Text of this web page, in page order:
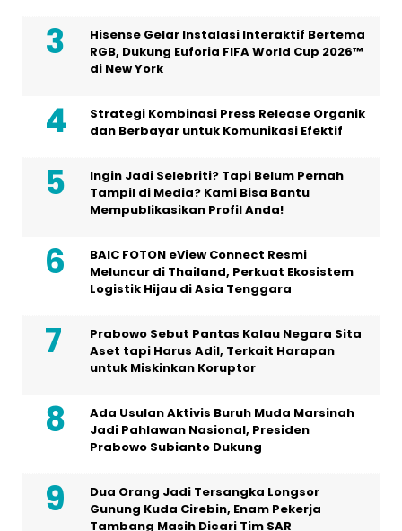
Hisense Gelar Instalasi Interaktif Bertema
RGB, Dukung Euforia FIFA World Cup 2026™
di New York
Strategi Kombinasi Press Release Organik
dan Berbayar untuk Komunikasi Efektif
Ingin Jadi Selebriti? Tapi Belum Pernah
Tampil di Media? Kami Bisa Bantu
Mempublikasikan Profil Anda!
BAIC FOTON eView Connect Resmi
Meluncur di Thailand, Perkuat Ekosistem
Logistik Hijau di Asia Tenggara
Prabowo Sebut Pantas Kalau Negara Sita
Aset tapi Harus Adil, Terkait Harapan
untuk Miskinkan Koruptor
Ada Usulan Aktivis Buruh Muda Marsinah
Jadi Pahlawan Nasional, Presiden
Prabowo Subianto Dukung
Dua Orang Jadi Tersangka Longsor
Gunung Kuda Cirebin, Enam Pekerja
Tambang Masih Dicari Tim SAR